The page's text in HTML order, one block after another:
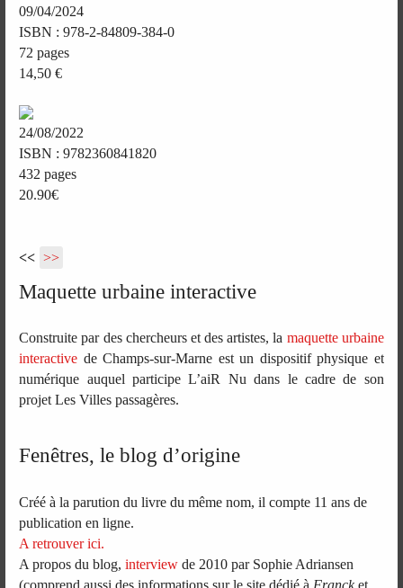
09/04/2024
ISBN : 978-2-84809-384-0
72 pages
14,50 €
24/08/2022
ISBN : 9782360841820
432 pages
20.90€
<< >>
Maquette urbaine interactive
Construite par des chercheurs et des artistes, la maquette urbaine
interactive de Champs-sur-Marne est un dispositif physique et
numérique auquel participe L’aiR Nu dans le cadre de son
projet Les Villes passagères.
Fenêtres, le blog d’origine
Créé à la parution du livre du même nom, il compte 11 ans de
publication en ligne.
A retrouver ici.
A propos du blog,interview de 2010 par Sophie Adriansen
(comprend aussi des informations sur le site dédié à Francket